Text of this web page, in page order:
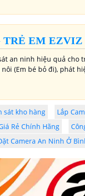
TRẺ EM EZVIZ
an ninh hiệu quả
(Em bé bỏ đi), phát
sát kho hàng Lắp
Rẻ Chính Hãng
Camera An Ninh Ở